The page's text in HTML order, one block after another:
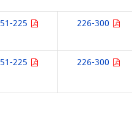
225 226-300
225 226-300